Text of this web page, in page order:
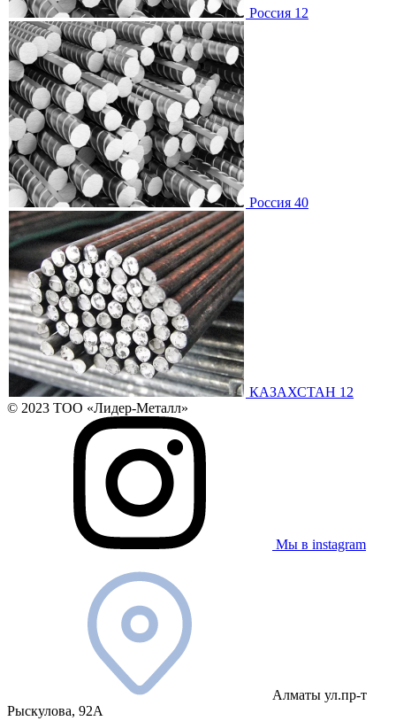
Россия 12
Россия 40
КАЗАХСТАН 12
© 2023 ТОО «Лидер-Металл»
Мы в instagram
Алматы ул.пр-т
Рыскулова, 92А